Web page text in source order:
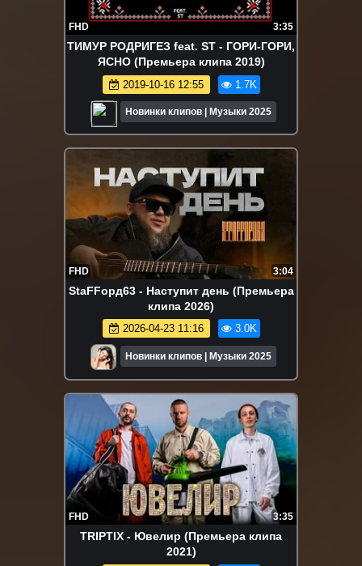
FHD 3:35
ТИМУР РОДРИГЕЗ feat. ST - ГОРИ-ГОРИ,
ЯСНО (Премьера клипа 2019)
2019-10-16 12:55 1.7K
Новинки клипов | Музыки 2025
FHD 3:04
StaFFорд63 - Наступит день (Премьера
клипа 2026)
2026-04-23 11:16 3.0K
Новинки клипов | Музыки 2025
FHD 3:35
TRIPTIX - Ювелир (Премьера клипа
2021)